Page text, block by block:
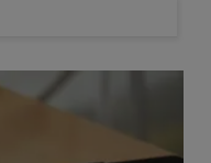
: rester
d'usage ?